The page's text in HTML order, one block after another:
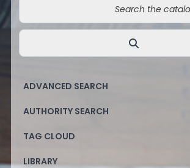
ADVANCED SEARCH
AUTHORITY SEARCH
TAG CLOUD
LIBRARY